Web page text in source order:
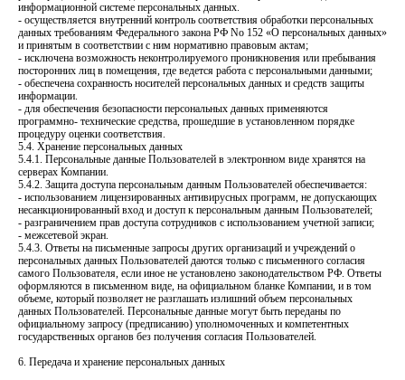
информационной системе персональных данных.
- осуществляется внутренний контроль соответствия обработки персональных
данных требованиям Федерального закона РФ No 152 «О персональных данных»
и принятым в соответствии с ним нормативно правовым актам;
- исключена возможность неконтролируемого проникновения или пребывания
посторонних лиц в помещения, где ведется работа с персональными данными;
- обеспечена сохранность носителей персональных данных и средств защиты
информации.
- для обеспечения безопасности персональных данных применяются
программно- технические средства, прошедшие в установленном порядке
процедуру оценки соответствия.
5.4. Хранение персональных данных
5.4.1. Персональные данные Пользователей в электронном виде хранятся на
серверах Компании.
5.4.2. Защита доступа персональным данным Пользователей обеспечивается:
- использованием лицензированных антивирусных программ, не допускающих
несанкционированный вход и доступ к персональным данным Пользователей;
- разграничением прав доступа сотрудников с использованием учетной записи;
- межсетевой экран.
5.4.3. Ответы на письменные запросы других организаций и учреждений о
персональных данных Пользователей даются только с письменного согласия
самого Пользователя, если иное не установлено законодательством РФ. Ответы
оформляются в письменном виде, на официальном бланке Компании, и в том
объеме, который позволяет не разглашать излишний объем персональных
данных Пользователей. Персональные данные могут быть переданы по
официальному запросу (предписанию) уполномоченных и компетентных
государственных органов без получения согласия Пользователей.
6. Передача и хранение персональных данных